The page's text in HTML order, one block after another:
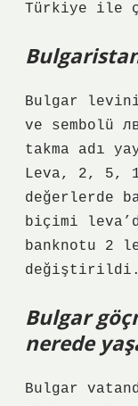
Türkiye ile
Bulgar
ve sembolü
takma adı
Leva, 2, 5,
değerlerde
biçimi
banknotu 2
değiştirildi.
Bulgar
nerede
Bulgar